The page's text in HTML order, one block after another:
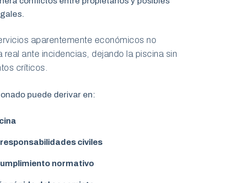
aparentemente económicos no
real ante incidencias, dejando la piscina sin
críticos.
puede derivar en:
civiles
normativo